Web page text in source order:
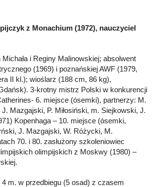
z Monachium (1972), nauczyciel
i Reginy Malinowskiej; absolwent
(1969) i poznańskiej AWF (1979,
II kl.); wioślarz (188 cm, 86 kg),
3-krotny mistrz Polski w konkurencji
6. miejsce (ósemki), partnerzy: M.
Mazgajski, P. Miłosiński, m. Siejkowski, J.
Kopenhaga – 10. miejsce (ósemki,
J. Mazgajski, W. Różycki, M.
70. i 80. zasłużony szkoleniowiec
olimpijskich z Moskwy (1980) –
4 m. w przedbiegu (5 osad) z czasem